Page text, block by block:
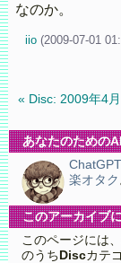
なのか。
iio (2009-07-01
« Disc: 2009年4月
あなたのためのAI
楽オタク
このアーカイブ
このページには、
のうち Discカテ